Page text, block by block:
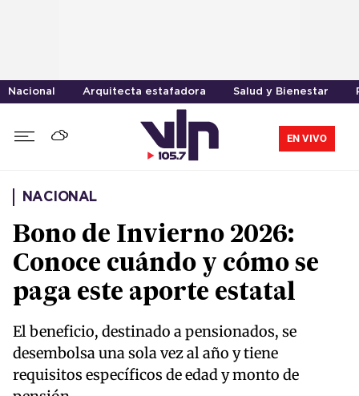
Nacional Arquitecta estafadora Salud y Bienestar
EN VIVO
NACIONAL
Bono de Invierno 2026:
Conoce cuándo y cómo se
paga este aporte estatal
El beneficio, destinado a pensionados, se
desembolsa una sola vez al año y tiene
requisitos específicos de edad y monto de